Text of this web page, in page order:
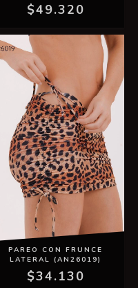
$49.320
PAREO CON FRUNCE
LATERAL (AN26019)
$34.130